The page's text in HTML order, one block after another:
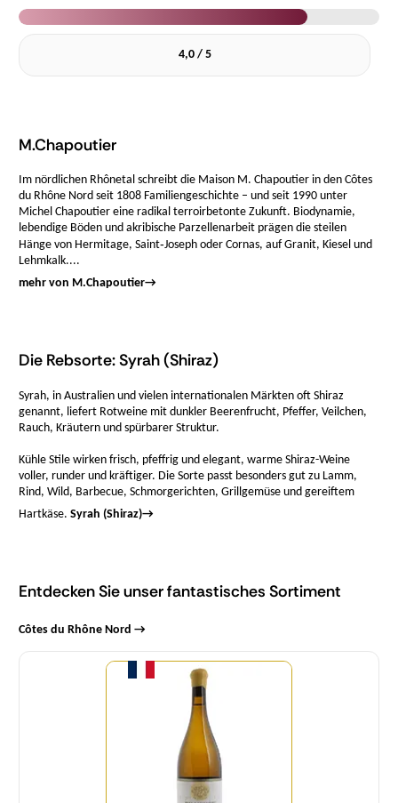
4,0 / 5
M.Chapoutier
Im nördlichen Rhônetal schreibt die Maison M. Chapoutier in den Côtes
du Rhône Nord seit 1808 Familiengeschichte – und seit 1990 unter
Michel Chapoutier eine radikal terroirbetonte Zukunft. Biodynamie,
lebendige Böden und akribische Parzellenarbeit prägen die steilen
Hänge von Hermitage, Saint‑Joseph oder Cornas, auf Granit, Kiesel und
Lehmkalk....
mehr von M.Chapoutier→
Die Rebsorte: Syrah (Shiraz)
Syrah, in Australien und vielen internationalen Märkten oft Shiraz
genannt, liefert Rotweine mit dunkler Beerenfrucht, Pfeffer, Veilchen,
Rauch, Kräutern und spürbarer Struktur.
Kühle Stile wirken frisch, pfeffrig und elegant, warme Shiraz-Weine
voller, runder und kräftiger. Die Sorte passt besonders gut zu Lamm,
Rind, Wild, Barbecue, Schmorgerichten, Grillgemüse und gereiftem
Hartkäse. Syrah (Shiraz)→
Entdecken Sie unser fantastisches Sortiment
Côtes du Rhône Nord →
Menge